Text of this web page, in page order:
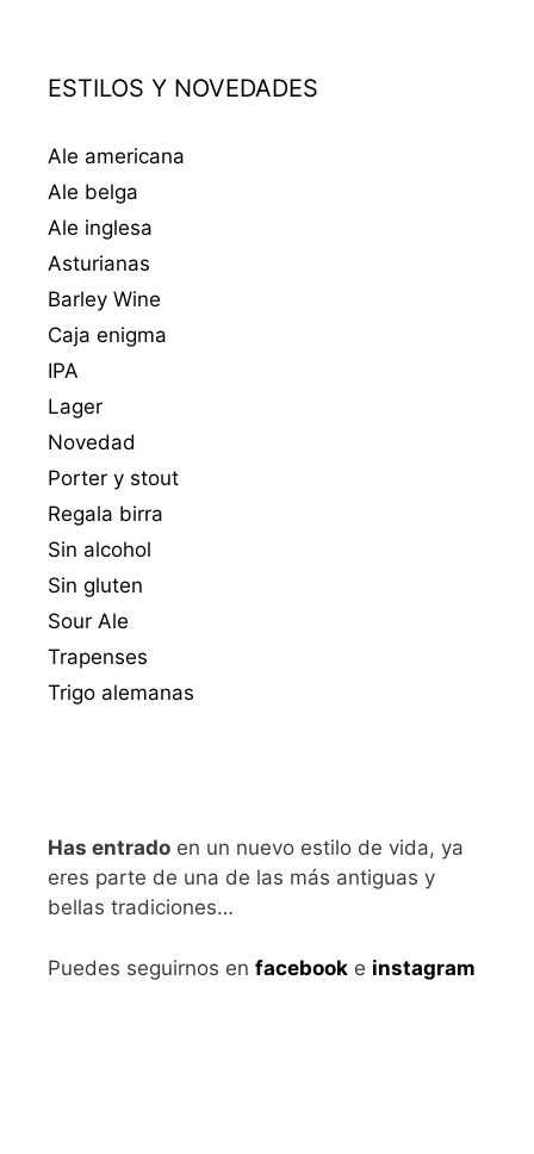
ESTILOS Y NOVEDADES
Ale americana
Ale belga
Ale inglesa
Asturianas
Barley Wine
Caja enigma
IPA
Lager
Novedad
Porter y stout
Regala birra
Sin alcohol
Sin gluten
Sour Ale
Trapenses
Trigo alemanas
Has entrado en un nuevo estilo de vida, ya
eres parte de una de las más antiguas y
bellas tradiciones…
Puedes seguirnos en facebook e instagram